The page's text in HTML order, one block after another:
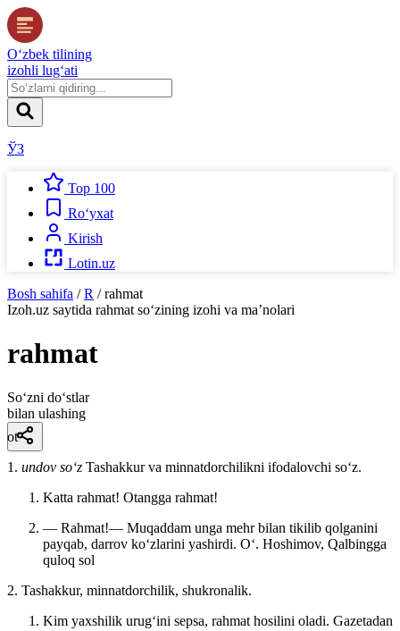
O‘zbek tilining
izohli lug‘ati
ЎЗ
Top 100
Ro‘yxat
Kirish
Lotin.uz
Bosh sahifa / R / rahmat
Izoh.uz saytida rahmat so‘zining izohi va ma’nolari
rahmat
So‘zni do‘stlar
bilan ulashing
ot
1. undov so‘z Tashakkur va minnatdorchilikni ifodalovchi soʻz.
Katta rahmat! Otangga rahmat!
— Rahmat!— Muqaddam unga mehr bilan tikilib qolganini
payqab, darrov koʻzlarini yashirdi. Oʻ. Hoshimov, Qalbingga
quloq sol
2. Tashakkur, minnatdorchilik, shukronalik.
Kim yaxshilik urugʻini sepsa, rahmat hosilini oladi. Gazetadan